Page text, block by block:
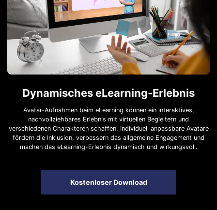
Dynamisches eLearning-Erlebnis
Avatar-Aufnahmen beim eLearning können ein interaktives,
nachvollziehbares Erlebnis mit virtuellen Begleitern und
verschiedenen Charakteren schaffen. Individuell anpassbare Avatare
fördern die Inklusion, verbessern das allgemeine Engagement und
machen das eLearning-Erlebnis dynamisch und wirkungsvoll.
Kostenloser Download